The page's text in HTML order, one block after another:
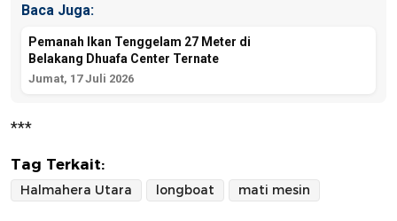
Baca Juga:
Pemanah Ikan Tenggelam 27 Meter di
Belakang Dhuafa Center Ternate
Jumat, 17 Juli 2026
***
Tag Terkait:
Halmahera Utara longboat mati mesin